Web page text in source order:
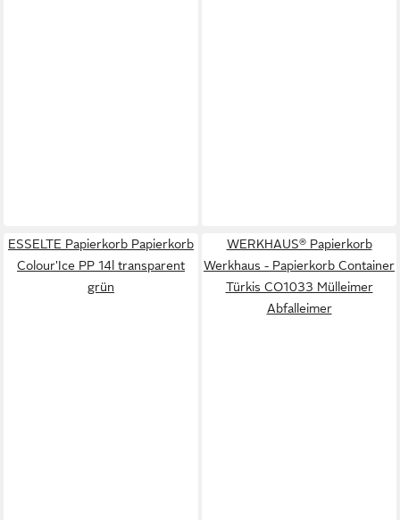
ESSELTE Papierkorb Papierkorb
Colour'Ice PP 14l transparent
grün
WERKHAUS® Papierkorb
Werkhaus - Papierkorb Container
Türkis CO1033 Mülleimer
Abfalleimer